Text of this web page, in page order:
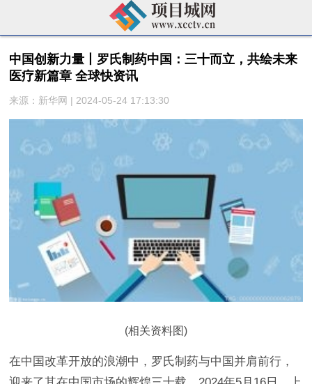
中国创新力量丨罗氏制药中国：三十而立，共绘未来
医疗新篇章 全球快资讯
来源：新华网 | 2024-05-24 17:13:30
(相关资料图)
在中国改革开放的浪潮中，罗氏制药与中国并肩前行，